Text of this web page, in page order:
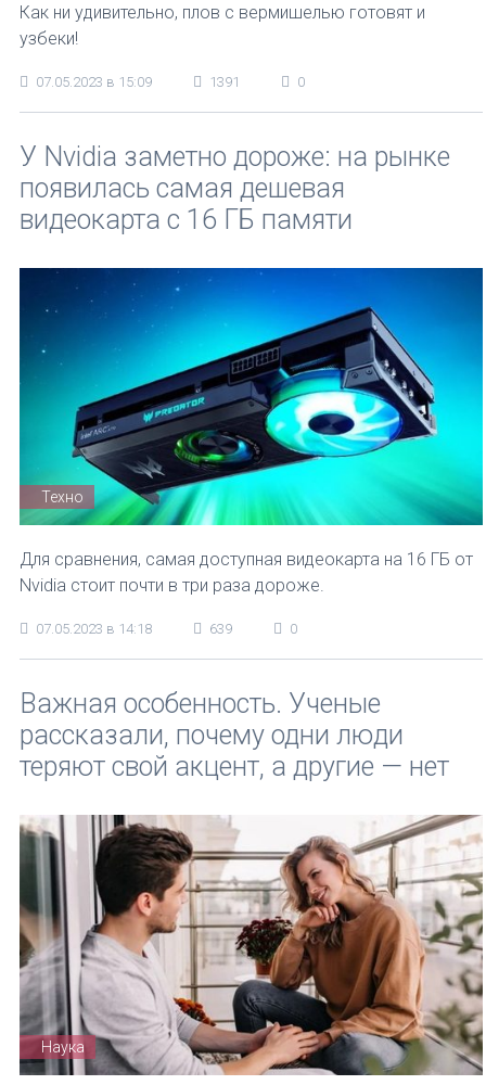
Как ни удивительно, плов с вермишелью готовят и
узбеки!
07.05.2023 в 15:09 1391 0
У Nvidia заметно дороже: на рынке
появилась самая дешевая
видеокарта с 16 ГБ памяти
Техно
Для сравнения, самая доступная видеокарта на 16 ГБ от
Nvidia стоит почти в три раза дороже.
07.05.2023 в 14:18 639 0
Важная особенность. Ученые
рассказали, почему одни люди
теряют свой акцент, а другие — нет
Наука